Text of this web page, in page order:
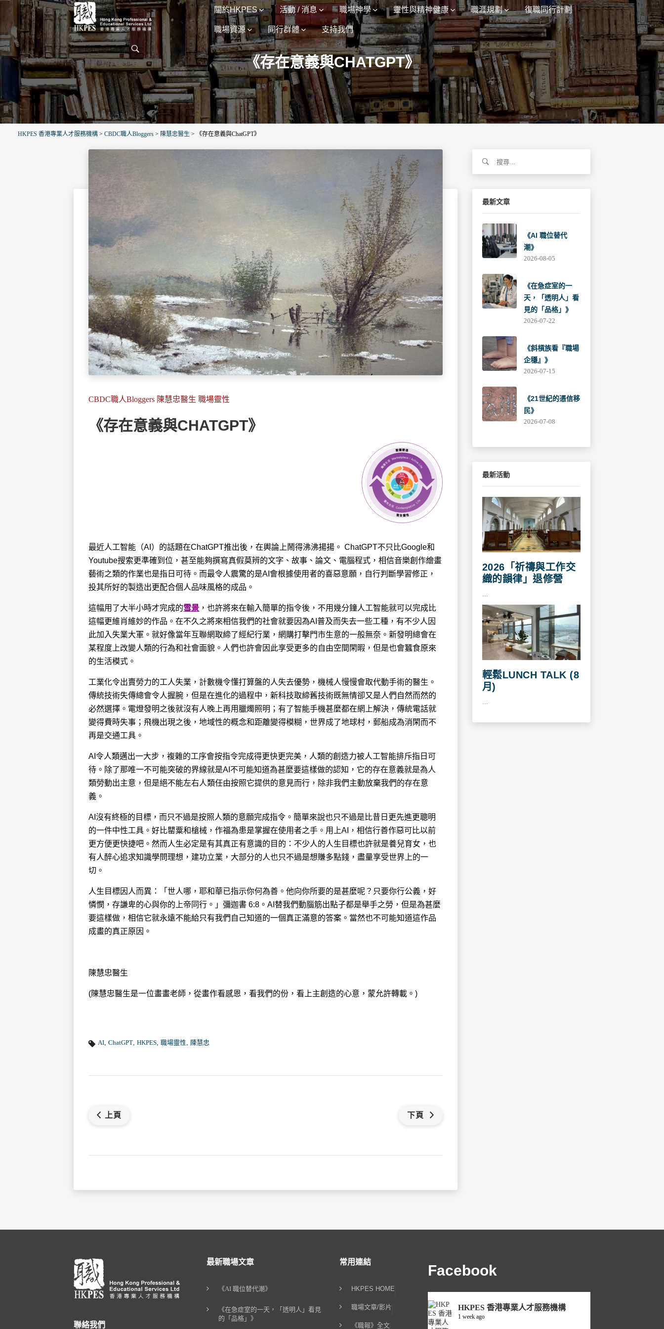
關於HKPES 活動 / 消息 職場神學 靈性與精神健康 職涯規劃 復職同行計劃
職場資源 同行群體 支持我們
《存在意義與CHATGPT》
HKPES 香港專業人才服務機構 > CBDC職人Bloggers > 陳慧忠醫生 > 《存在意義與ChatGPT》
CBDC職人Bloggers 陳慧忠醫生 職場靈性
《存在意義與CHATGPT》
最近人工智能（AI）的話題在ChatGPT推出後，在輿論上鬧得沸沸揚揚。 ChatGPT不只比Google和
Youtube搜索更準確到位，甚至能夠撰寫真假莫辨的文字、故事、論文、電腦程式，相信音樂創作繪畫
藝術之類的作業也是指日可待。而最令人震驚的是AI會根據使用者的喜惡意願，自行判斷學習修正，
投其所好的製造出更配合個人品味風格的成品。
這幅用了大半小時才完成的雪景 ，也許將來在輸入簡單的指令後，不用幾分鐘人工智能就可以完成比
這幅更維肖維妙的作品。在不久之將來相信我們的社會就要因為AI普及而失去一些工種，有不少人因
此加入失業大軍。就好像當年互聯網取締了經紀行業，網購打擊門市生意的一般無奈。新發明總會在
某程度上改變人類的行為和社會面貌。人們也許會因此享受更多的自由空間閑暇，但是也會蠶食原來
的生活模式。
工業化令出賣勞力的工人失業，計數機令懂打算盤的人失去優勢，機械人慢慢會取代動手術的醫生。
傳統技術失傳總會令人握腕，但是在進化的過程中，新科技取締舊技術既無情卻又是人們自然而然的
必然選擇。電燈發明之後就沒有人晚上再用臘燭照明；有了智能手機甚麼都在網上解決，傳統電話就
變得費時失事；飛機出現之後，地域性的概念和距離變得模糊，世界成了地球村，郵船成為消閑而不
再是交通工具。
AI令人類邁出一大步，複雜的工序會按指令完成得更快更完美，人類的創造力被人工智能排斥指日可
待。除了那唯一不可能突破的界線就是AI不可能知道為甚麼要這樣做的認知，它的存在意義就是為人
類勞動出主意，但是絕不能左右人類任由按照它提供的意見而行，除非我們主動放棄我們的存在意
義。
AI沒有終極的目標，而只不過是按照人類的意願完成指令。簡單來說也只不過是比昔日更先進更聰明
的一件中性工具。好比罌粟和槍械，作福為患是掌握在使用者之手。用上AI，相信行善作惡可比以前
更方便更快捷吧。然而人生必定是有其真正有意識的目的：不少人的人生目標也許就是養兒育女，也
有人醉心追求知識學問理想，建功立業，大部分的人也只不過是想賺多點錢，盡量享受世界上的一
切。
人生目標因人而異：「世人哪，耶和華已指示你何為善。他向你所要的是甚麼呢？只要你行公義，好
憐憫，存謙卑的心與你的上帝同行。」‭‭彌迦書‬ ‭6‬:‭8。AI替我們動腦筋出點子都是舉手之勞，但是為甚麼
要這樣做，相信它就永遠不能給只有我們自己知道的一個真正滿意的答案。當然也不可能知道這作品
成畫的真正原因。‬
陳慧忠醫生
(陳慧忠醫生是一位畫畫老師，從畫作看感恩，看我們的份，看上主創造的心意，蒙允許轉載。)
AI ,ChatGPT ,HKPES ,職場靈性 陳慧忠
上頁 下頁
關
最新文章
《AI 職位替代
潮》
2026-08-05
《在急症室的一
天，「透明人」看
見的「品格」》
2026-07-22
《斜槓族看『職場
企穩』》
2026-07-15
《21世紀的憑信移
民》
2026-07-08
最新活動
2026「祈禱與工作交
織的韻律」退修營
輕鬆LUNCH TALK (8
月)
聯絡我們
最新職場文章
《AI 職位替代潮》
《在急症室的一天，「透明人」看見
的「品格」》
常用連結
HKPES HOME
職場文章/影片
《職報》全文
Facebook
HKPES 香港專業人才服務機構
1 week ago